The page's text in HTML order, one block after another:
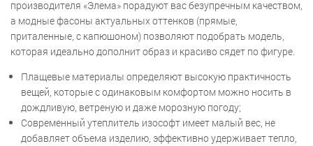
производителя «Элема» порадуют вас безупречным качеством,
а модные фасоны актуальных оттенков (прямые,
приталенные, с капюшоном) позволяют подобрать модель,
которая идеально дополнит образ и красиво сядет по фигуре.
Плащевые материалы определяют высокую практичность
вещей, которые с одинаковым комфортом можно носить в
дождливую, ветреную и даже морозную погоду;
Современный утеплитель изософт имеет малый вес, не
добавляет объема изделию, эффективно удерживает тепло,